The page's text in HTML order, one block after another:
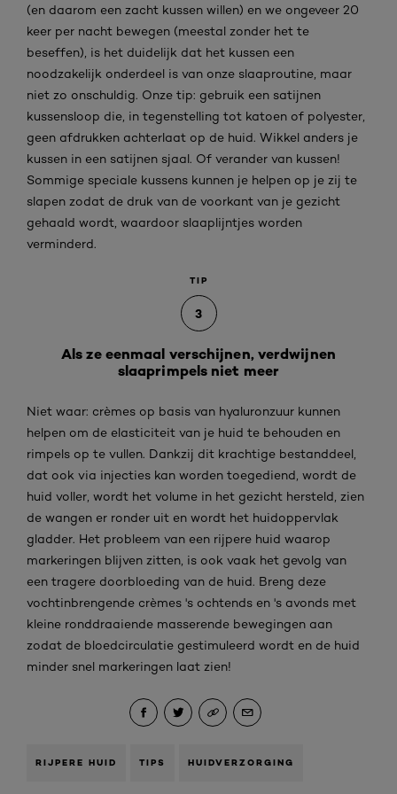
(en daarom een zacht kussen willen) en we ongeveer 20
keer per nacht bewegen (meestal zonder het te
beseffen), is het duidelijk dat het kussen een
noodzakelijk onderdeel is van onze slaaproutine, maar
niet zo onschuldig. Onze tip: gebruik een satijnen
kussensloop die, in tegenstelling tot katoen of polyester,
geen afdrukken achterlaat op de huid. Wikkel anders je
kussen in een satijnen sjaal. Of verander van kussen!
Sommige speciale kussens kunnen je helpen op je zij te
slapen zodat de druk van de voorkant van je gezicht
gehaald wordt, waardoor slaaplijntjes worden
verminderd.
TIP
3
Als ze eenmaal verschijnen, verdwijnen
slaaprimpels niet meer
Niet waar: crèmes op basis van hyaluronzuur kunnen
helpen om de elasticiteit van je huid te behouden en
rimpels op te vullen. Dankzij dit krachtige bestanddeel,
dat ook via injecties kan worden toegediend, wordt de
huid voller, wordt het volume in het gezicht hersteld, zien
de wangen er ronder uit en wordt het huidoppervlak
gladder. Het probleem van een rijpere huid waarop
markeringen blijven zitten, is ook vaak het gevolg van
een tragere doorbloeding van de huid. Breng deze
vochtinbrengende crèmes 's ochtends en 's avonds met
kleine ronddraaiende masserende bewegingen aan
zodat de bloedcirculatie gestimuleerd wordt en de huid
minder snel markeringen laat zien!
RIJPERE HUID TIPS HUIDVERZORGING